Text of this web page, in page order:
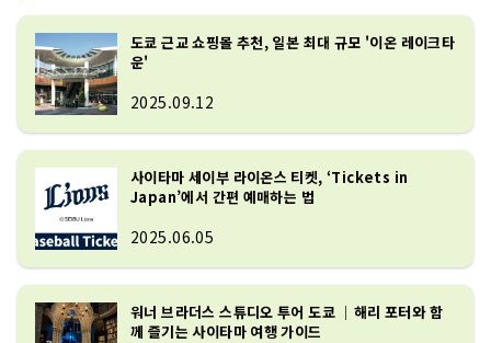
도쿄 근교 쇼핑몰 추천, 일본 최대 규모 '이온 레이크타
운'
2025.09.12
사이타마 세이부 라이온스 티켓, ‘Tickets in
Japan’에서 간편 예매하는 법
2025.06.05
워너 브라더스 스튜디오 투어 도쿄 ｜해리 포터와 함
께 즐기는 사이타마 여행 가이드